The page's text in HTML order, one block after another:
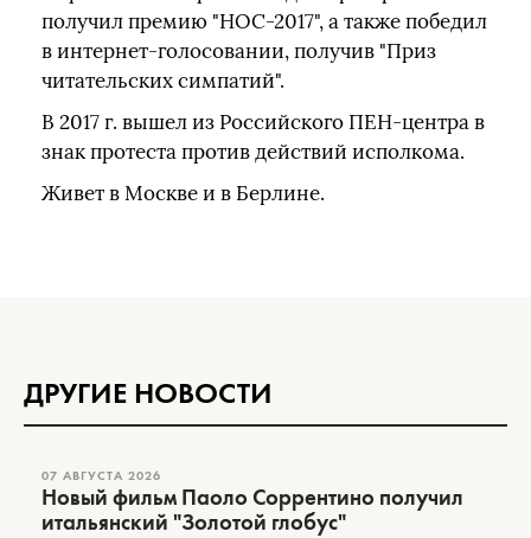
получил премию "НОС-2017", а также победил
в интернет-голосовании, получив "Приз
читательских симпатий".
В 2017 г. вышел из Российского ПЕН-центра в
знак протеста против действий исполкома.
Живет в Москве и в Берлине.
ДРУГИЕ НОВОСТИ
07 АВГУСТА 2026
Новый фильм Паоло Соррентино получил
итальянский "Золотой глобус"